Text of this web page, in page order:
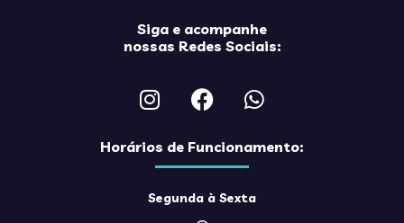
Siga e acompanhe
nossas Redes Sociais:
Horários de Funcionamento:
Segunda à Sexta